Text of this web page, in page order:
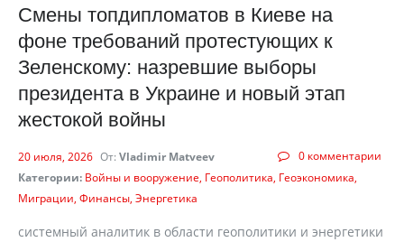
Смены топдипломатов в Киеве на
фоне требований протестующих к
Зеленскому: назревшие выборы
президента в Украине и новый этап
жестокой войны
0 комментарии
20 июля, 2026 От: Vladimir Matveev
Категории: Войны и вооружение Геополитика Геоэкономика
Миграции Финансы Энергетика
cистемный аналитик в области геополитики и энергетики